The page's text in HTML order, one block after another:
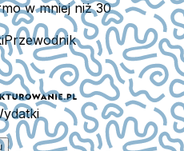
w mniej niż 30
Przewodnik